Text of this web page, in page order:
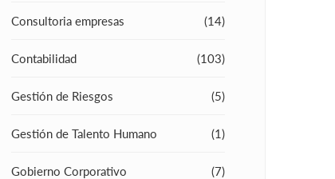
Consultoria empresas (14)
Contabilidad (103)
Gestión de Riesgos (5)
Gestión de Talento Humano (1)
Gobierno Corporativo (7)